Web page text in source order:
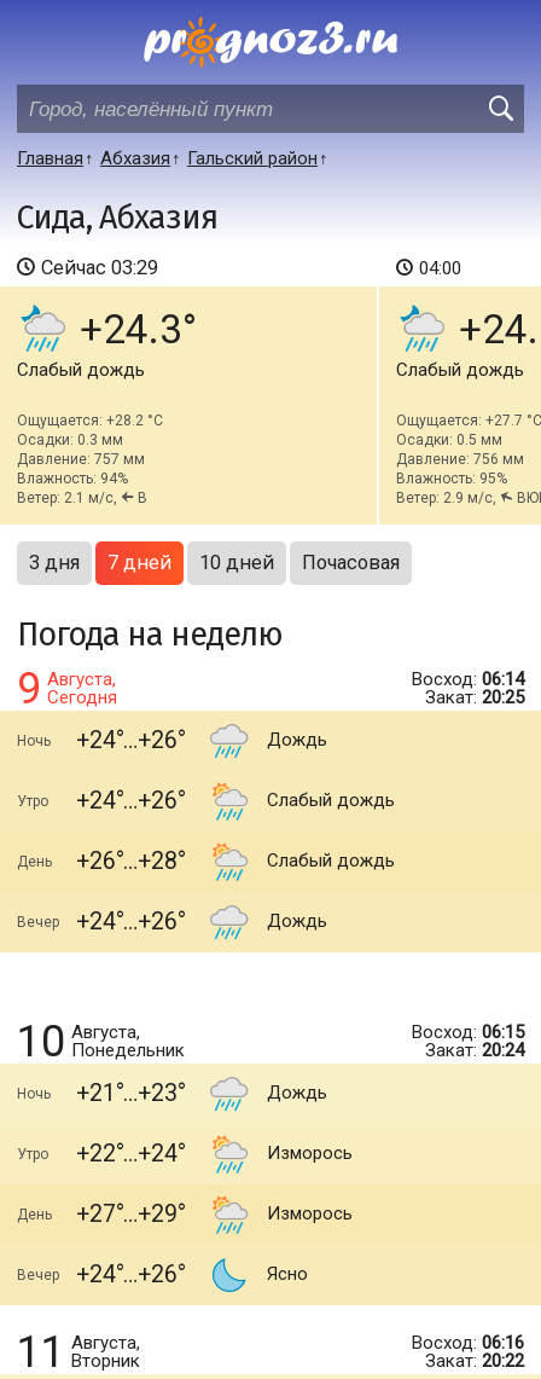
Главная Абхазия Гальский район
Сида, Абхазия
Сейчас 03:29
+24.3
Слабый дождь
Ощущается: +28.2 °C
Осадки: 0.3 мм
Давление: 757 мм
Влажность: 94%
Ветер: 2.1 м/с,
В
04:00
Слабый дождь
Ощущается: +27.7 °C
Осадки: 0.5 мм
Давление: 756 мм
Влажность: 95%
Ветер: 2.9 м/с,
3 дня 7 дней 10 дней Почасовая
Погода на неделю
9 Августа,
Сегодня
Восход: 06:14
Закат: 20:25
Ночь +24 +26 Дождь
Утро +24 +26 Слабый дождь
День +26 +28 Слабый дождь
Вечер +24 +26 Дождь
10 Августа,
Понедельник
Восход: 06:15
Закат: 20:24
Ночь +21 +23 Дождь
Утро +22 +24 Изморось
День +27 +29 Изморось
Вечер +24 +26 Ясно
11
Августа,
Вторник
Восход: 06:16
Закат: 20:22